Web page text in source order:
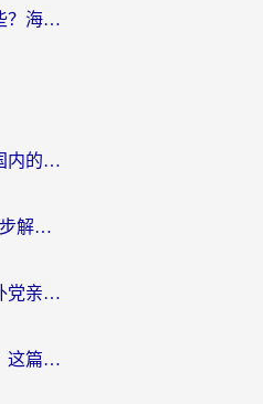
火影忍者美国加速器有哪些？海外党亲测的国服游戏加速全攻略（含菲律宾玩三国之刃守望黎明技巧）
海外党必看：国外打不开国内的app怎么办？3步解决你的乡愁
优酷会员在海外能看吗？3步解决海外追剧难题，附实测好用加速器推荐
如何在国外看土豆网？海外党亲测有效的追剧加速器选择指南
人在国外打不开国内网站？这篇攻略帮你无缝解锁国内资源（附交管12123使用技巧）